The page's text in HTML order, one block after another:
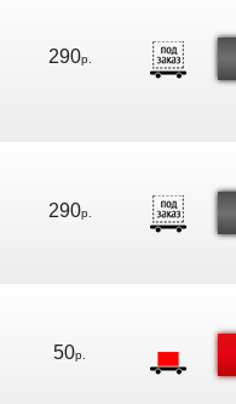
290р.
290р.
50р.